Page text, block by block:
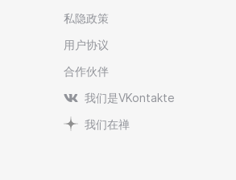
私隐政策
用户协议
合作伙伴
我们是VKontakte
我们在禅